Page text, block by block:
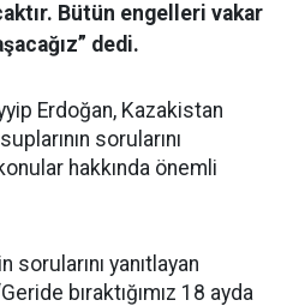
Bütün engelleri vakar
dedi.
Erdoğan, Kazakistan
sorularını
hakkında önemli
yanıtlayan
bıraktığımız 18 ayda